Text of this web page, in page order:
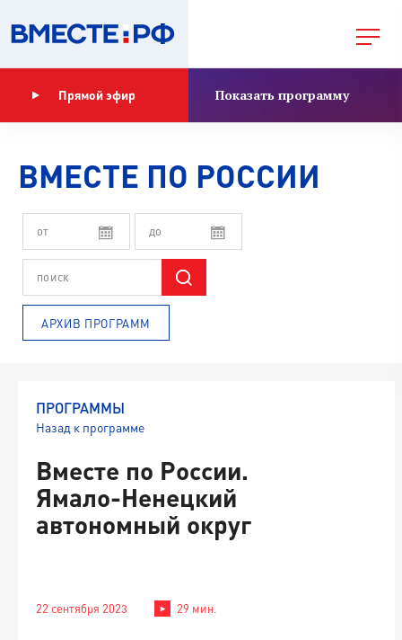
Прямой эфир Показать программу
ВМЕСТЕ ПО РОССИИ
АРХИВ ПРОГРАММ
ПРОГРАММЫ
Назад к программе
Вместе по России.
Ямало-Ненецкий
автономный округ
22 сентября 2023 29 мин.